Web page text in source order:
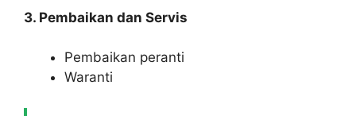
3. Pembaikan dan Servis
Pembaikan peranti
Waranti